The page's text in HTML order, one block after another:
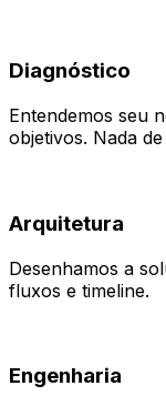
Diagnóstico
Entendemos seu
objetivos. Nada
Arquitetura
Desenhamos a
fluxos e timeline.
Engenharia